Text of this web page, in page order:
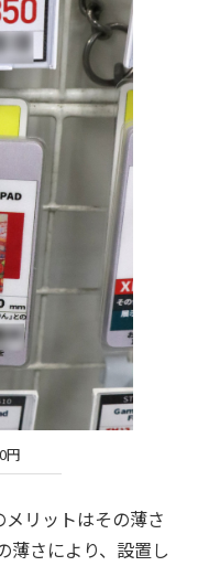
円
リットはその薄さ
薄さにより、設置し